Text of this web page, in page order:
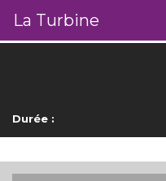
La Turbine
Durée :